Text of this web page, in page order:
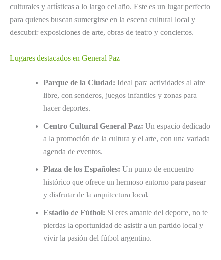
culturales y artísticas a lo largo del año. Este es un lugar perfecto
para quienes buscan sumergirse en la escena cultural local y
descubrir exposiciones de arte, obras de teatro y conciertos.
Lugares destacados en General Paz
Parque de la Ciudad: Ideal para actividades al aire
libre, con senderos, juegos infantiles y zonas para
hacer deportes.
Centro Cultural General Paz: Un espacio dedicado
a la promoción de la cultura y el arte, con una variada
agenda de eventos.
Plaza de los Españoles: Un punto de encuentro
histórico que ofrece un hermoso entorno para pasear
y disfrutar de la arquitectura local.
Estadio de Fútbol: Si eres amante del deporte, no te
pierdas la oportunidad de asistir a un partido local y
vivir la pasión del fútbol argentino.